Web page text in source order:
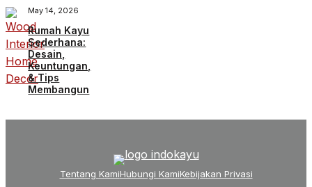
May 14, 2026
Rumah Kayu
Sederhana:
Desain,
Keuntungan,
& Tips
Membangun
Tentang KamiHubungi KamiKebijakan Privasi